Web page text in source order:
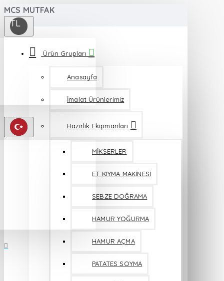
MCS MUTFAK
TL
Ürün Grupları
Anasayfa
İmalat Ürünlerimiz
Hazırlık Ekipmanları
MİKSERLER
ET KIYMA MAKİNESİ
SEBZE DOĞRAMA
HAMUR YOĞURMA
HAMUR AÇMA
PATATES SOYMA